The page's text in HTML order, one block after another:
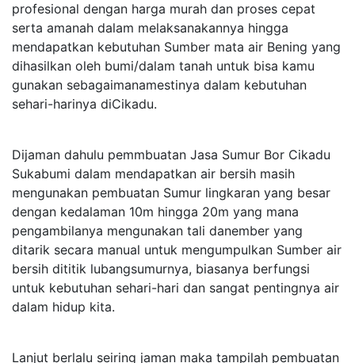
profesional dengan harga murah dan proses cepat
serta amanah dalam melaksanakannya hingga
mendapatkan kebutuhan Sumber mata air Bening yang
dihasilkan oleh bumi/dalam tanah untuk bisa kamu
gunakan sebagaimanamestinya dalam kebutuhan
sehari-harinya diCikadu.
Dijaman dahulu pemmbuatan Jasa Sumur Bor Cikadu
Sukabumi dalam mendapatkan air bersih masih
mengunakan pembuatan Sumur lingkaran yang besar
dengan kedalaman 10m hingga 20m yang mana
pengambilanya mengunakan tali danember yang
ditarik secara manual untuk mengumpulkan Sumber air
bersih dititik lubangsumurnya, biasanya berfungsi
untuk kebutuhan sehari-hari dan sangat pentingnya air
dalam hidup kita.
Lanjut berlalu seiring jaman maka tampilah pembuatan